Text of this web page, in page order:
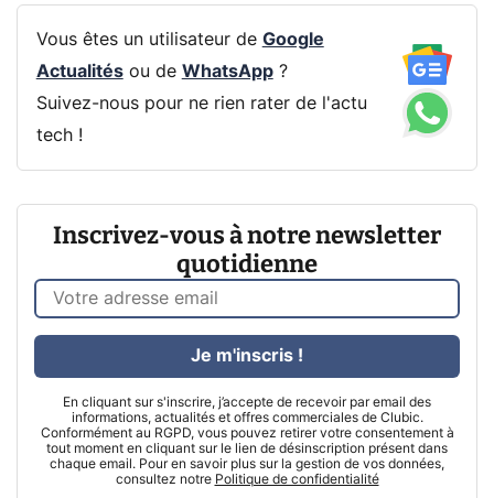
Vous êtes un utilisateur de Google
Actualitésou de WhatsApp?
Suivez-nous pour ne rien rater de l'actu
tech !
Inscrivez-vous à notre newsletter
quotidienne
En cliquant sur s'inscrire, j’accepte de recevoir par email des
informations, actualités et offres commerciales de Clubic.
Conformément au RGPD, vous pouvez retirer votre consentement à
tout moment en cliquant sur le lien de désinscription présent dans
chaque email. Pour en savoir plus sur la gestion de vos données,
consultez notre Politique de confidentialité
Je m'inscris !